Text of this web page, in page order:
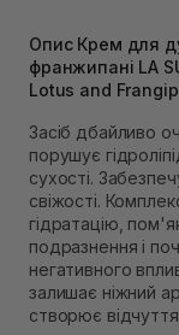
В
Самовивіз
В
В
Самовивіз
Екватор)
В
Опис Крем для
франжипані LA
Lotus and
Засіб дбайливо
порушує
сухості.
свіжості.
гідратацію,
подразнення і
негативного
залишає ніжний
створює